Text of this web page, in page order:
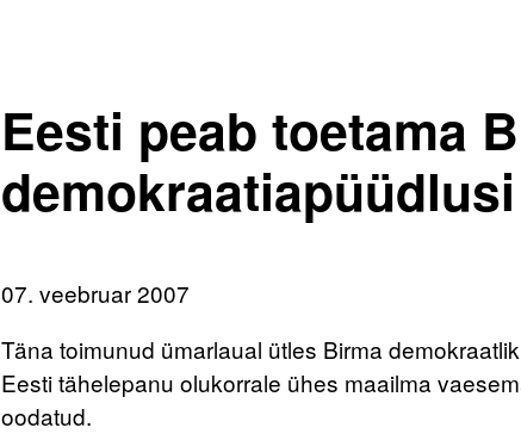
Eesti peab toetama
demokraatiapüüdlusi
07. veebruar 2007
Täna toimunud ümarlaual ütles Birma
Eesti tähelepanu olukorrale ühes maailma
oodatud.